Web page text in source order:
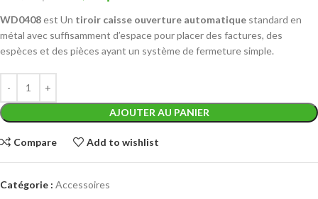
WD0408est Un tiroir caisse ouverture automatique standard en
métal avec suffisamment d’espace pour placer des factures, des
espèces et des pièces ayant un système de fermeture simple.
AJOUTER AU PANIER
Compare Add to wishlist
Catégorie : Accessoires